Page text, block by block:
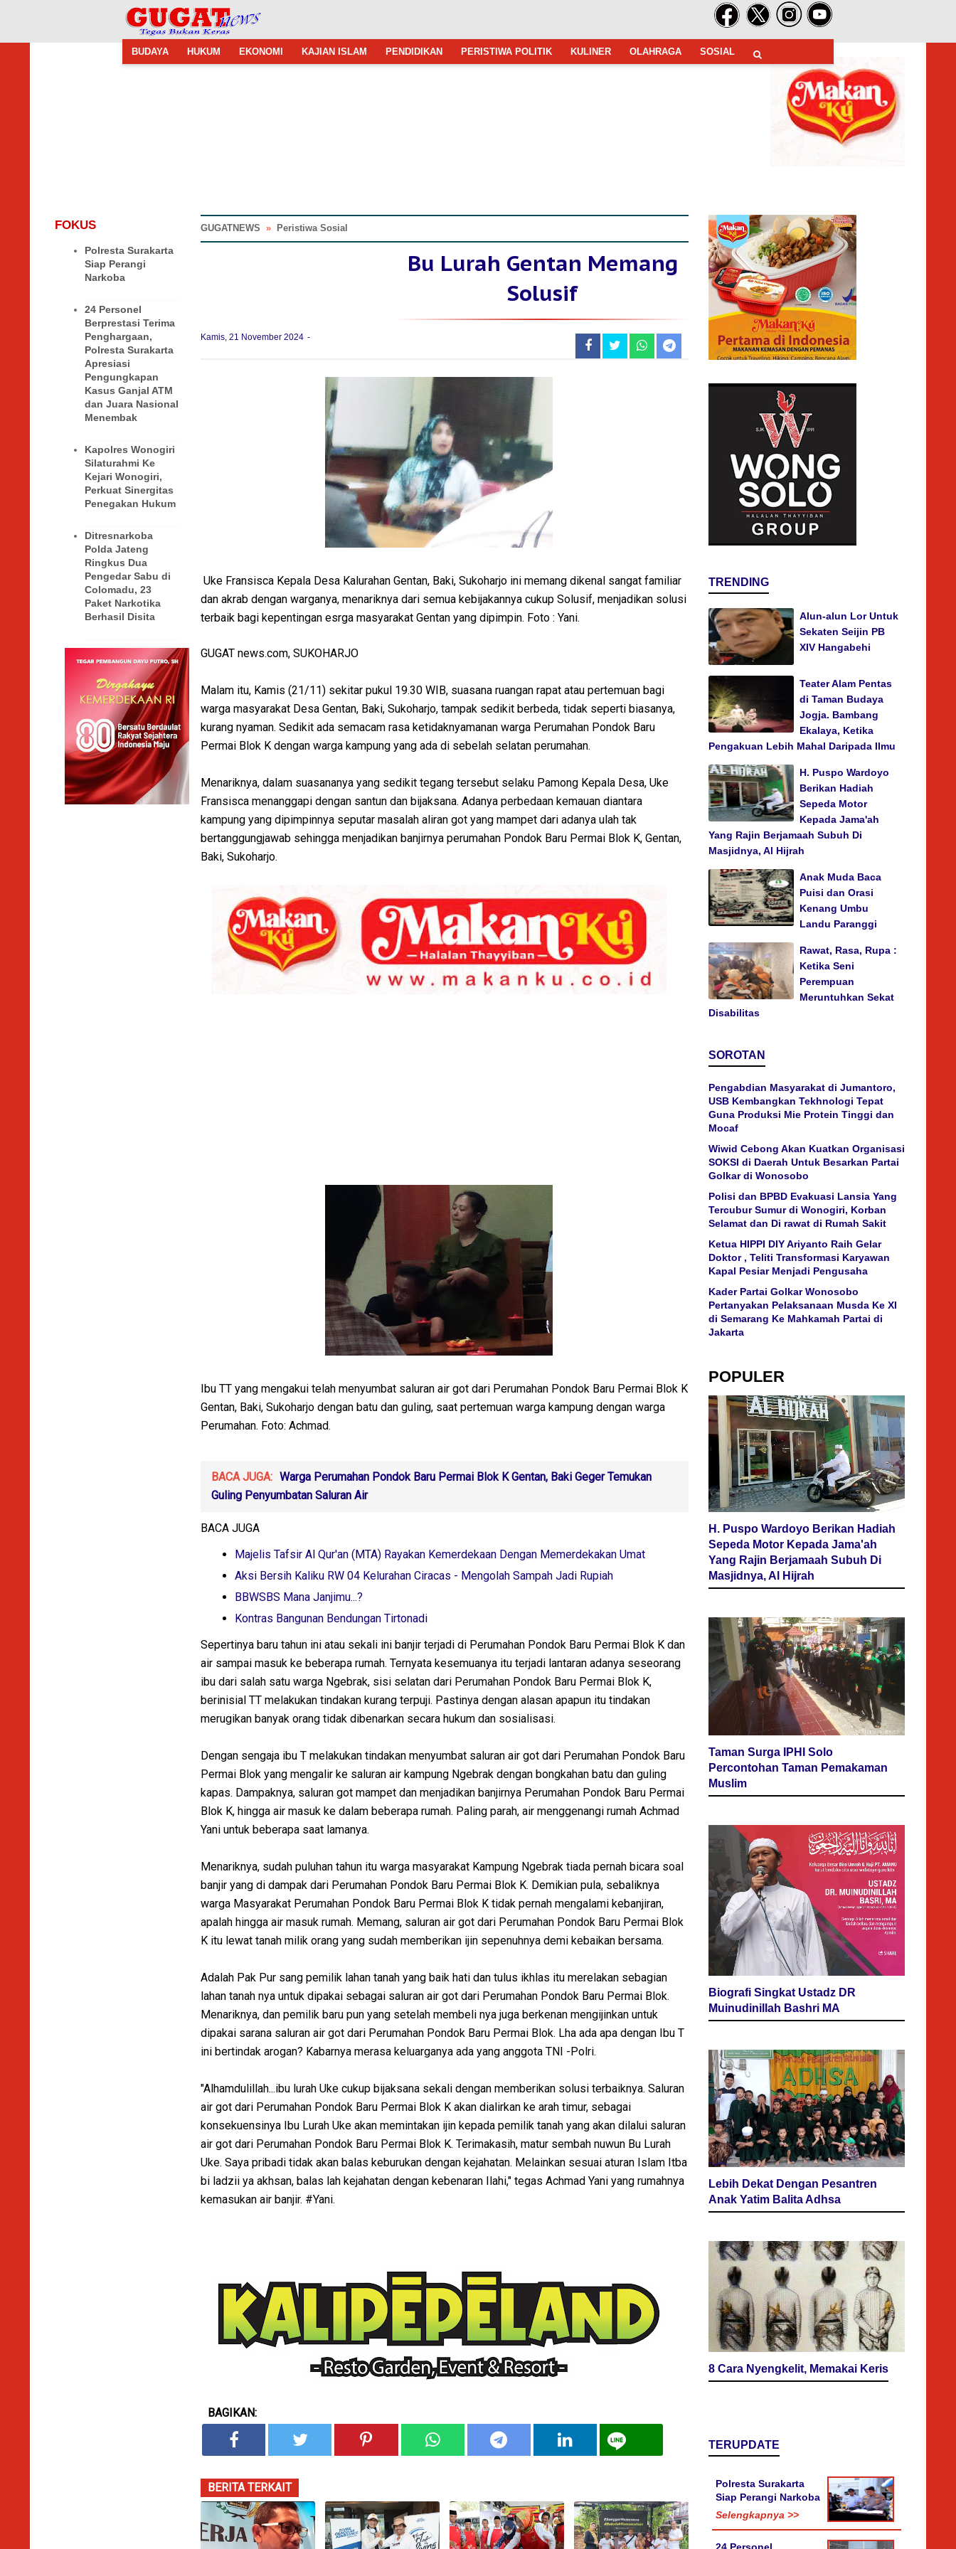
BUDAYA HUKUM EKONOMI KAJIAN ISLAM PENDIDIKAN PERISTIWA POLITIK KULINER OLAHRAGA SOSIAL
FOKUS
Polresta Surakarta
Siap Perangi
Narkoba
24 Personel
Berprestasi Terima
Penghargaan,
Polresta Surakarta
Apresiasi
Pengungkapan
Kasus Ganjal ATM
dan Juara Nasional
Menembak
Kapolres Wonogiri
Silaturahmi Ke
Kejari Wonogiri,
Perkuat Sinergitas
Penegakan Hukum
Ditresnarkoba
Polda Jateng
Ringkus Dua
Pengedar Sabu di
Colomadu, 23
Paket Narkotika
Berhasil Disita
GUGATNEWS » Peristiwa Sosial
Bu Lurah Gentan Memang
Solusif
Kamis, 21 November 2024
Uke Fransisca Kepala Desa Kalurahan Gentan, Baki, Sukoharjo ini memang dikenal sangat familiar
dan akrab dengan warganya, menariknya dari semua kebijakannya cukup Solusif, menjadikan solusi
terbaik bagi kepentingan esrga masyarakat Gentan yang dipimpin. Foto : Yani.
GUGAT news.com, SUKOHARJO
Malam itu, Kamis (21/11) sekitar pukul 19.30 WIB, suasana ruangan rapat atau pertemuan bagi
warga masyarakat Desa Gentan, Baki, Sukoharjo, tampak sedikit berbeda, tidak seperti biasanya,
kurang nyaman. Sedikit ada semacam rasa ketidaknyamanan warga Perumahan Pondok Baru
Permai Blok K dengan warga kampung yang ada di sebelah selatan perumahan.
Menariknya, dalam suasananya yang sedikit tegang tersebut selaku Pamong Kepala Desa, Uke
Fransisca menanggapi dengan santun dan bijaksana. Adanya perbedaan kemauan diantara
kampung yang dipimpinnya seputar masalah aliran got yang mampet dari adanya ulah tak
bertanggungjawab sehingga menjadikan banjirnya perumahan Pondok Baru Permai Blok K, Gentan,
Baki, Sukoharjo.
Ibu TT yang mengakui telah menyumbat saluran air got dari Perumahan Pondok Baru Permai Blok K
Gentan, Baki, Sukoharjo dengan batu dan guling, saat pertemuan warga kampung dengan warga
Perumahan. Foto: Achmad.
BACA JUGA: Warga Perumahan Pondok Baru Permai Blok K Gentan, Baki Geger Temukan
Guling Penyumbatan Saluran Air
BACA JUGA
Majelis Tafsir Al Qur'an (MTA) Rayakan Kemerdekaan Dengan Memerdekakan Umat
Aksi Bersih Kaliku RW 04 Kelurahan Ciracas - Mengolah Sampah Jadi Rupiah
BBWSBS Mana Janjimu...?
Kontras Bangunan Bendungan Tirtonadi
Sepertinya baru tahun ini atau sekali ini banjir terjadi di Perumahan Pondok Baru Permai Blok K dan
air sampai masuk ke beberapa rumah. Ternyata kesemuanya itu terjadi lantaran adanya seseorang
ibu dari salah satu warga Ngebrak, sisi selatan dari Perumahan Pondok Baru Permai Blok K,
berinisial TT melakukan tindakan kurang terpuji. Pastinya dengan alasan apapun itu tindakan
merugikan banyak orang tidak dibenarkan secara hukum dan sosialisasi.
Dengan sengaja ibu T melakukan tindakan menyumbat saluran air got dari Perumahan Pondok Baru
Permai Blok yang mengalir ke saluran air kampung Ngebrak dengan bongkahan batu dan guling
kapas. Dampaknya, saluran got mampet dan menjadikan banjirnya Perumahan Pondok Baru Permai
Blok K, hingga air masuk ke dalam beberapa rumah. Paling parah, air menggenangi rumah Achmad
Yani untuk beberapa saat lamanya.
Menariknya, sudah puluhan tahun itu warga masyarakat Kampung Ngebrak tiada pernah bicara soal
banjir yang di dampak dari Perumahan Pondok Baru Permai Blok K. Demikian pula, sebaliknya
warga Masyarakat Perumahan Pondok Baru Permai Blok K tidak pernah mengalami kebanjiran,
apalah hingga air masuk rumah. Memang, saluran air got dari Perumahan Pondok Baru Permai Blok
K itu lewat tanah milik orang yang sudah memberikan ijin sepenuhnya demi kebaikan bersama.
Adalah Pak Pur sang pemilik lahan tanah yang baik hati dan tulus ikhlas itu merelakan sebagian
lahan tanah nya untuk dipakai sebagai saluran air got dari Perumahan Pondok Baru Permai Blok.
Menariknya, dan pemilik baru pun yang setelah membeli nya juga berkenan mengijinkan untuk
dipakai sarana saluran air got dari Perumahan Pondok Baru Permai Blok. Lha ada apa dengan Ibu T
ini bertindak arogan? Kabarnya merasa keluarganya ada yang anggota TNI -Polri.
"Alhamdulillah...ibu lurah Uke cukup bijaksana sekali dengan memberikan solusi terbaiknya. Saluran
air got dari Perumahan Pondok Baru Permai Blok K akan dialirkan ke arah timur, sebagai
konsekuensinya Ibu Lurah Uke akan memintakan ijin kepada pemilik tanah yang akan dilalui saluran
air got dari Perumahan Pondok Baru Permai Blok K. Terimakasih, matur sembah nuwun Bu Lurah
Uke. Saya pribadi tidak akan balas keburukan dengan kejahatan. Melainkan sesuai aturan Islam Itba
bi ladzii ya akhsan, balas lah kejahatan dengan kebenaran Ilahi," tegas Achmad Yani yang rumahnya
kemasukan air banjir. #Yani.
BAGIKAN:
BERITA TERKAIT
TRENDING
Alun-alun Lor Untuk
Sekaten Seijin PB
XIV Hangabehi
Teater Alam Pentas
di Taman Budaya
Jogja. Bambang
Ekalaya, Ketika
Pengakuan Lebih Mahal Daripada Ilmu
H. Puspo Wardoyo
Berikan Hadiah
Sepeda Motor
Kepada Jama'ah
Yang Rajin Berjamaah Subuh Di
Masjidnya, Al Hijrah
Anak Muda Baca
Puisi dan Orasi
Kenang Umbu
Landu Paranggi
Rawat, Rasa, Rupa :
Ketika Seni
Perempuan
Meruntuhkan Sekat
Disabilitas
SOROTAN
Pengabdian Masyarakat di Jumantoro,
USB Kembangkan Tekhnologi Tepat
Guna Produksi Mie Protein Tinggi dan
Mocaf
Wiwid Cebong Akan Kuatkan Organisasi
SOKSI di Daerah Untuk Besarkan Partai
Golkar di Wonosobo
Polisi dan BPBD Evakuasi Lansia Yang
Tercubur Sumur di Wonogiri, Korban
Selamat dan Di rawat di Rumah Sakit
Ketua HIPPI DIY Ariyanto Raih Gelar
Doktor , Teliti Transformasi Karyawan
Kapal Pesiar Menjadi Pengusaha
Kader Partai Golkar Wonosobo
Pertanyakan Pelaksanaan Musda Ke XI
di Semarang Ke Mahkamah Partai di
Jakarta
POPULER
H. Puspo Wardoyo Berikan Hadiah
Sepeda Motor Kepada Jama'ah
Yang Rajin Berjamaah Subuh Di
Masjidnya, Al Hijrah
Taman Surga IPHI Solo
Percontohan Taman Pemakaman
Muslim
Biografi Singkat Ustadz DR
Muinudinillah Bashri MA
Lebih Dekat Dengan Pesantren
Anak Yatim Balita Adhsa
8 Cara Nyengkelit, Memakai Keris
TERUPDATE
Polresta Surakarta
Siap Perangi Narkoba
Selengkapnya >>
24 Personel